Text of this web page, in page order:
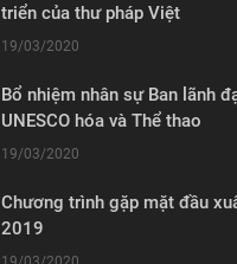
triển của thư pháp Việt
19/03/2020
Bổ nhiệm nhân sự Ban lãnh
UNESCO hóa và Thể thao
19/03/2020
Chương trình gặp mặt đầu
2019